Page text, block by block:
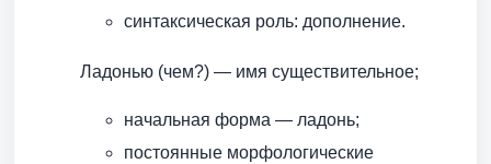
синтаксическая роль: дополнение.
Ладонью (чем?) — имя существительное;
начальная форма — ладонь;
постоянные морфологические